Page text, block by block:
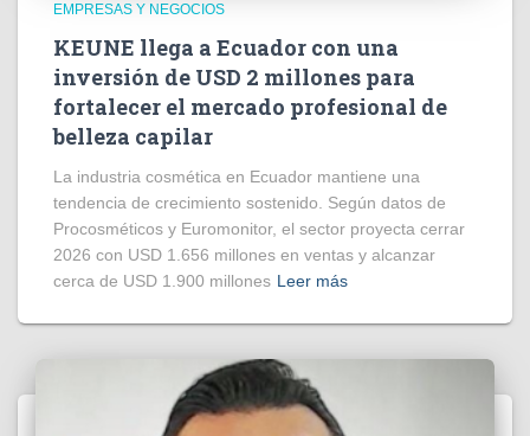
EMPRESAS Y NEGOCIOS
KEUNE llega a Ecuador con una
inversión de USD 2 millones para
fortalecer el mercado profesional de
belleza capilar
La industria cosmética en Ecuador mantiene una
tendencia de crecimiento sostenido. Según datos de
Procosméticos y Euromonitor, el sector proyecta cerrar
2026 con USD 1.656 millones en ventas y alcanzar
cerca de USD 1.900 millones Leer más